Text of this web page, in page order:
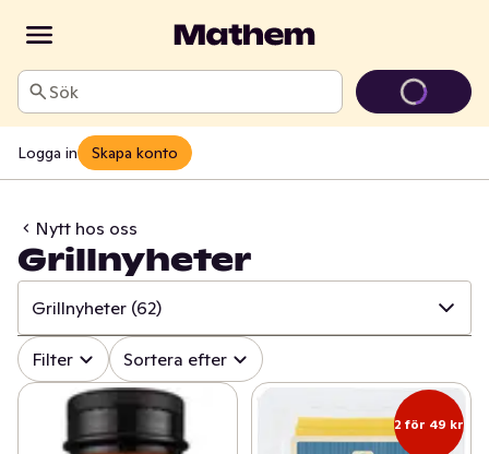
Sök
Logga in Skapa konto
Nytt hos oss
Grillnyheter
Grillnyheter (62)
✓ Alla (518)
Äntligen på hyllan!
Filter Sortera efter
2 för 49 kr